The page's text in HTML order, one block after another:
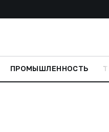
ПРОМЫШЛЕННОСТЬ